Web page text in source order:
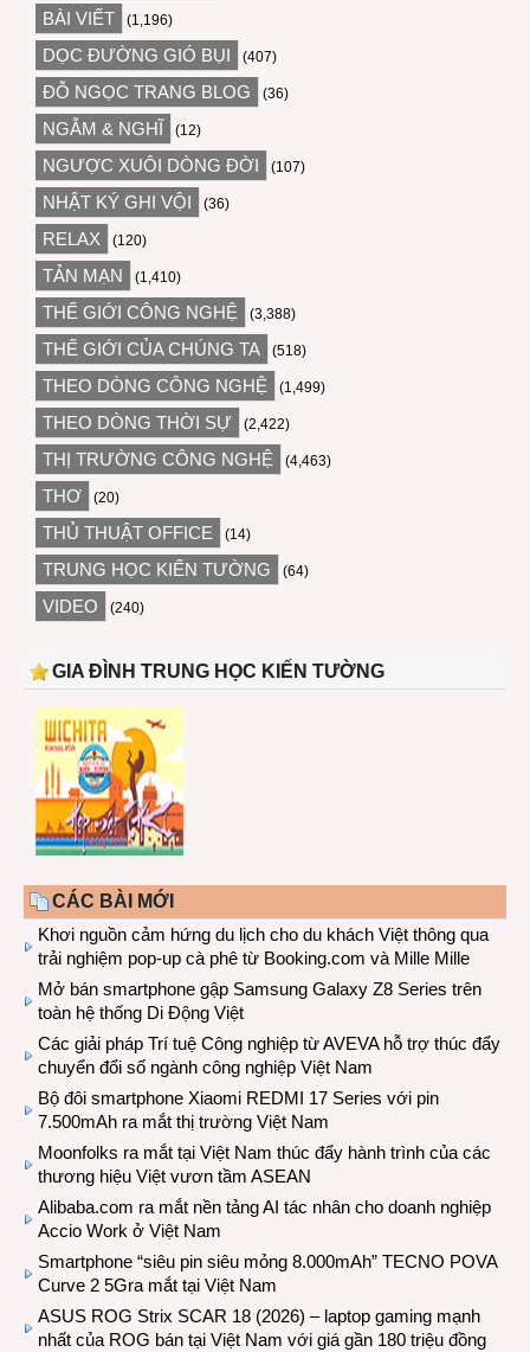
BÀI VIẾT (1,196)
DỌC ĐƯỜNG GIÓ BỤI (407)
ĐỖ NGỌC TRANG BLOG (36)
NGẪM & NGHĨ (12)
NGƯỢC XUÔI DÒNG ĐỜI (107)
NHẬT KÝ GHI VỘI (36)
RELAX (120)
TẢN MẠN (1,410)
THẾ GIỚI CÔNG NGHỆ (3,388)
THẾ GIỚI CỦA CHÚNG TA (518)
THEO DÒNG CÔNG NGHỆ (1,499)
THEO DÒNG THỜI SỰ (2,422)
THỊ TRƯỜNG CÔNG NGHỆ (4,463)
THƠ (20)
THỦ THUẬT OFFICE (14)
TRUNG HỌC KIẾN TƯỜNG (64)
VIDEO (240)
GIA ĐÌNH TRUNG HỌC KIẾN TƯỜNG
CÁC BÀI MỚI
Khơi nguồn cảm hứng du lịch cho du khách Việt thông qua
trải nghiệm pop-up cà phê từ Booking.com và Mille Mille
Mở bán smartphone gập Samsung Galaxy Z8 Series trên
toàn hệ thống Di Động Việt
Các giải pháp Trí tuệ Công nghiệp từ AVEVA hỗ trợ thúc đẩy
chuyển đổi số ngành công nghiệp Việt Nam
Bộ đôi smartphone Xiaomi REDMI 17 Series với pin
7.500mAh ra mắt thị trường Việt Nam
Moonfolks ra mắt tại Việt Nam thúc đẩy hành trình của các
thương hiệu Việt vươn tầm ASEAN
Alibaba.com ra mắt nền tảng AI tác nhân cho doanh nghiệp
Accio Work ở Việt Nam
Smartphone “siêu pin siêu mỏng 8.000mAh” TECNO POVA
Curve 2 5Gra mắt tại Việt Nam
ASUS ROG Strix SCAR 18 (2026) – laptop gaming mạnh
nhất của ROG bán tại Việt Nam với giá gần 180 triệu đồng